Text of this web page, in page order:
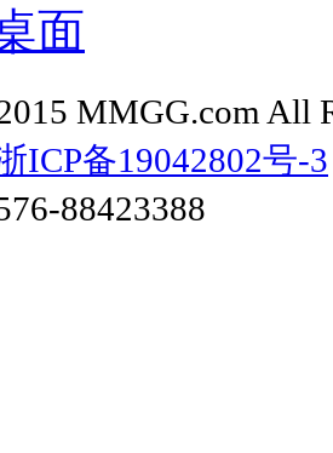
面
MMGG.com All
ICP备19042802号-3
88423388